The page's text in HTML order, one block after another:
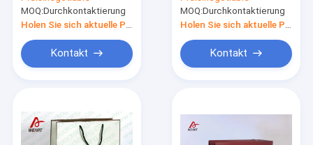
glänzendem
Goldgriff
MOQ:Durchkontaktierung
Kontakt
MOQ:Durchkontaktierung
Kontakt